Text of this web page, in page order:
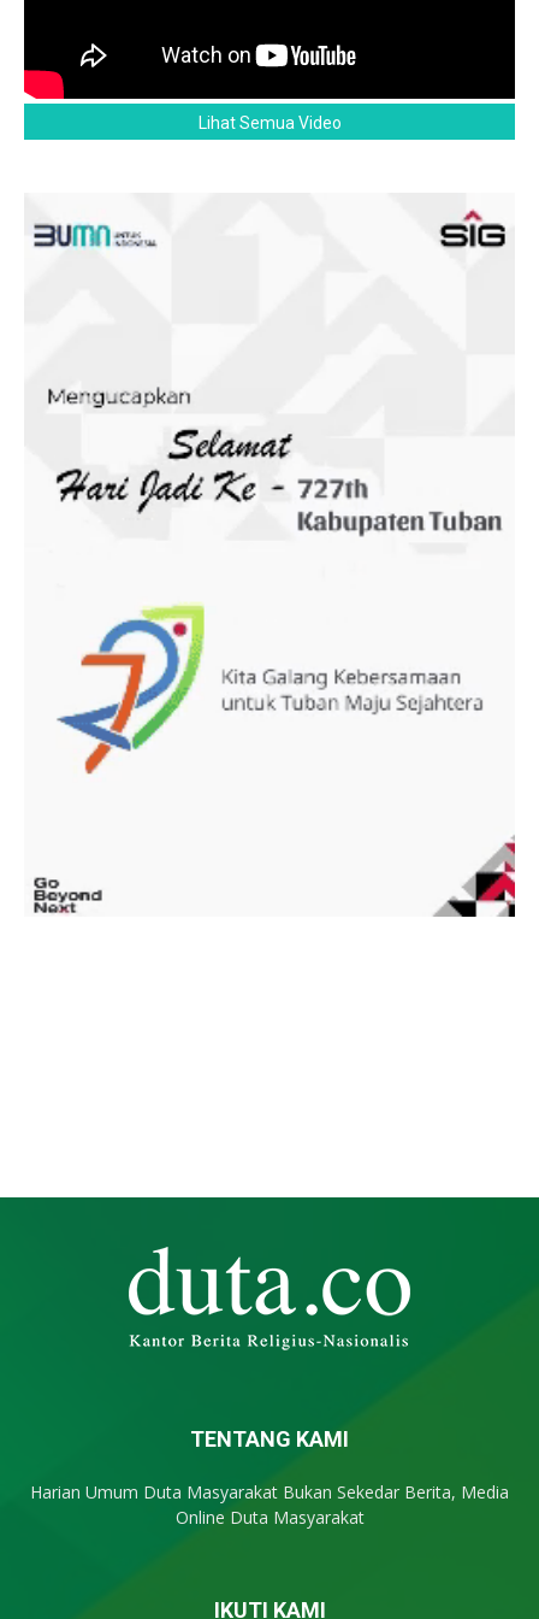
Lihat Semua Video
TENTANG KAMI
Harian Umum Duta Masyarakat Bukan Sekedar Berita, Media
Online Duta Masyarakat
IKUTI KAMI